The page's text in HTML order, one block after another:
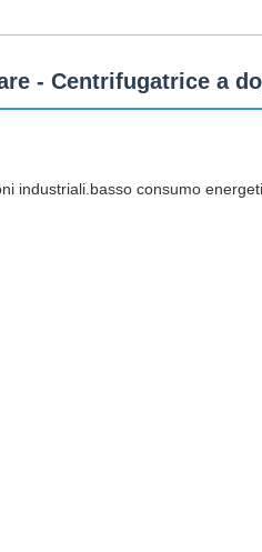
- Centrifugatrice a
industriali.basso consumo